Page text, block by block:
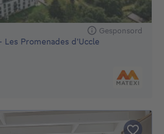
Gesponsord
Promenades d'Uccle